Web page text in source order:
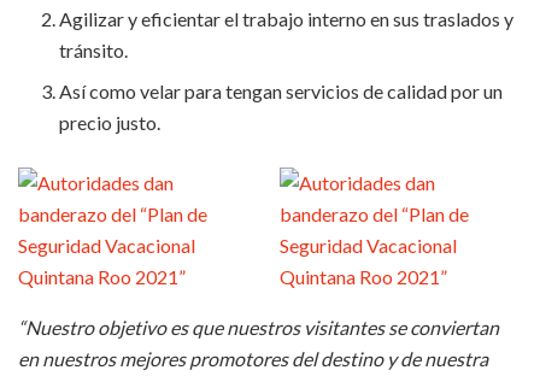
Agilizar y eficientar el trabajo interno en sus traslados y
tránsito.
Así como velar para tengan servicios de calidad por un
precio justo.
“Nuestro objetivo es que nuestros visitantes se conviertan
en nuestros mejores promotores del destino y de nuestra